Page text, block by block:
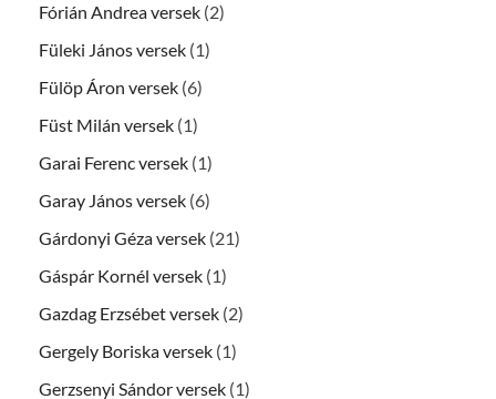
Fórián Andrea versek (2)
Füleki János versek (1)
Fülöp Áron versek (6)
Füst Milán versek (1)
Garai Ferenc versek (1)
Garay János versek (6)
Gárdonyi Géza versek (21)
Gáspár Kornél versek (1)
Gazdag Erzsébet versek (2)
Gergely Boriska versek (1)
Gerzsenyi Sándor versek (1)